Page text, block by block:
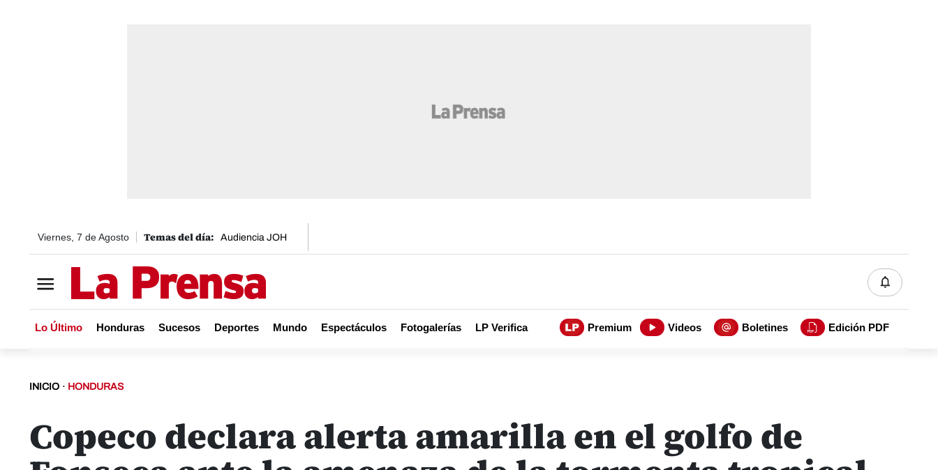
Viernes, 7 de Agosto Audiencia JOH
Lo Último Honduras Sucesos Deportes Mundo Espectáculos Fotogalerías LP Verifica Premium Videos Boletines Edición PDF
INICIO · HONDURAS
Copeco declara alerta amarilla en el golfo de